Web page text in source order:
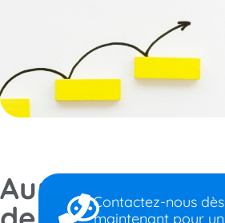
AuprèsContactez-nous dès
maintenant pour un